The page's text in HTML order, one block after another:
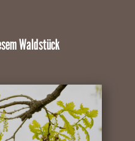
Waldstück